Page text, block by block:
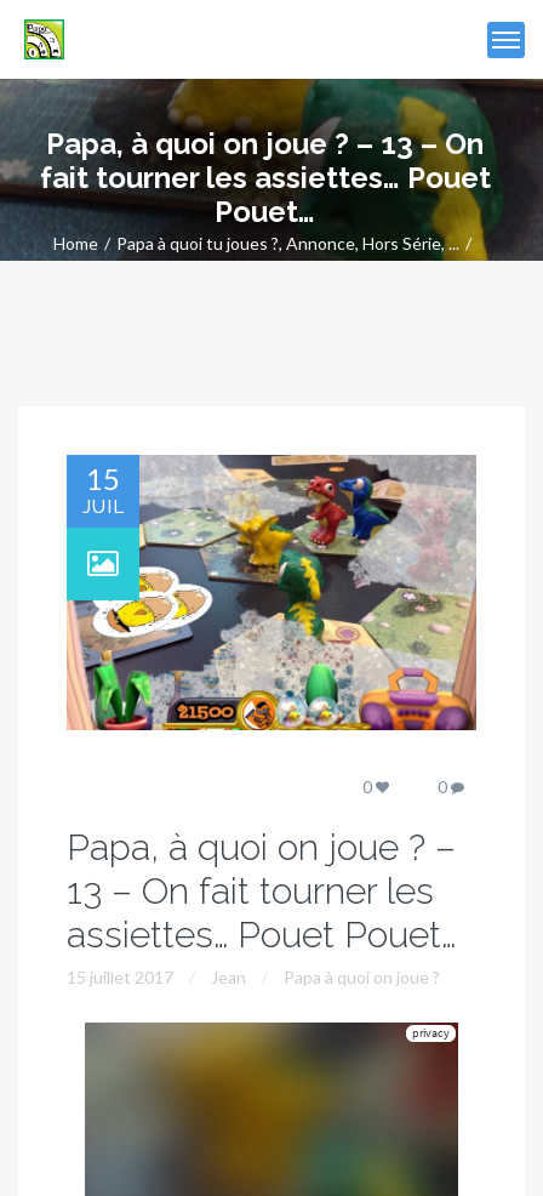
Papa, à quoi on joue ? – 13 – On
fait tourner les assiettes… Pouet
Pouet…
Home Papa à quoi tu joues ?, Annonce, Hors Série, ...
15
JUIL
0 0
Papa, à quoi on joue ? –
13 – On fait tourner les
assiettes… Pouet Pouet…
15 juillet 2017 Jean Papa à quoi on joue ?